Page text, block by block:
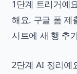
1단계 트리거예
해요. 구글 폼 제
시트에 새 행 추
2단계 AI 정리예